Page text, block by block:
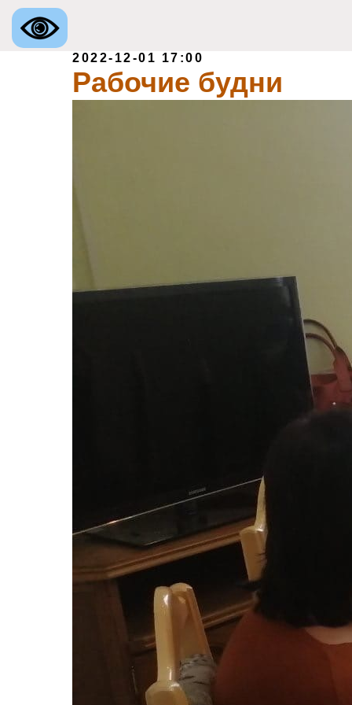
2022-12-01 17:00
Рабочие будни